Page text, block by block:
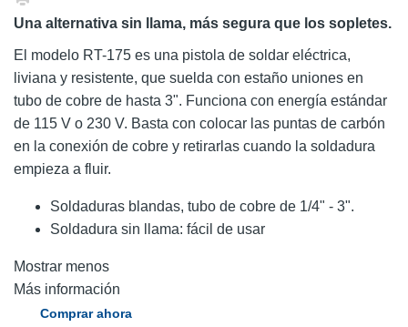
Una alternativa sin llama, más segura que los sopletes.
El modelo RT-175 es una pistola de soldar eléctrica,
liviana y resistente, que suelda con estaño uniones en
tubo de cobre de hasta 3". Funciona con energía estándar
de 115 V o 230 V. Basta con colocar las puntas de carbón
en la conexión de cobre y retirarlas cuando la soldadura
empieza a fluir.
Soldaduras blandas, tubo de cobre de 1/4" - 3".
Soldadura sin llama: fácil de usar
Mostrar menos
Más información
Comprar ahora